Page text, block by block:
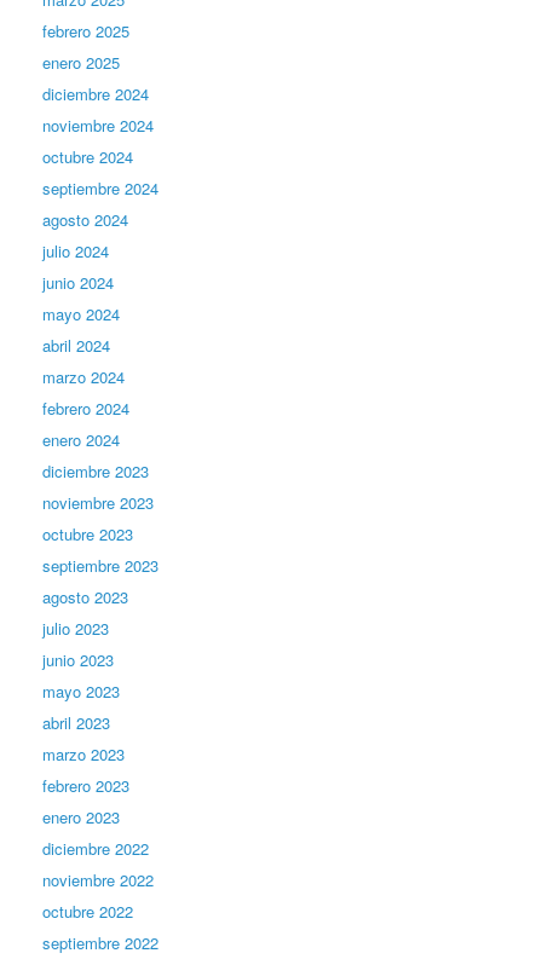
febrero 2025
enero 2025
diciembre 2024
noviembre 2024
octubre 2024
septiembre 2024
agosto 2024
julio 2024
junio 2024
mayo 2024
abril 2024
marzo 2024
febrero 2024
enero 2024
diciembre 2023
noviembre 2023
octubre 2023
septiembre 2023
agosto 2023
julio 2023
junio 2023
mayo 2023
abril 2023
marzo 2023
febrero 2023
enero 2023
diciembre 2022
noviembre 2022
octubre 2022
septiembre 2022